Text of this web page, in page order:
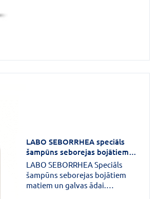
LABO SEBORRHEA speciāls
šampūns seborejas bojātiem
matiem un galvas ādai.
Sievietēm 200 ml
LABO SEBORRHEA Speciāls
šampūns seborejas bojātiem
matiem un galvas ādai.